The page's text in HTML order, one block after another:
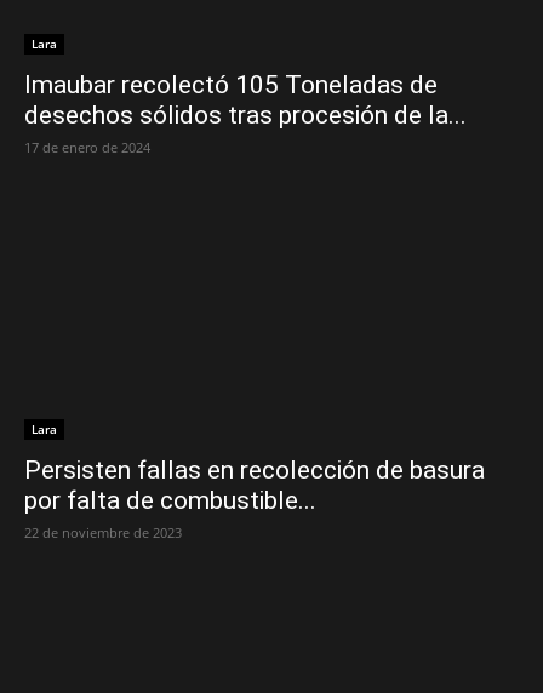
Lara
Imaubar recolectó 105 Toneladas de
desechos sólidos tras procesión de la...
17 de enero de 2024
Lara
Persisten fallas en recolección de basura
por falta de combustible...
22 de noviembre de 2023